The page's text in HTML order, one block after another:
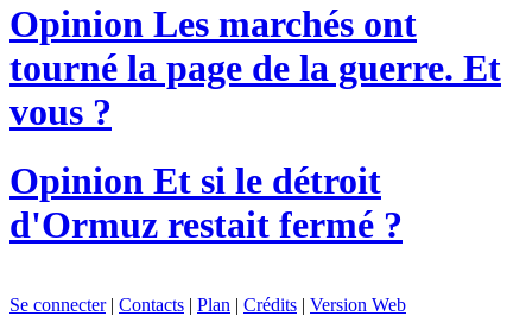
Opinion Les marchés ont
tourné la page de la guerre. Et
vous ?
Opinion Et si le détroit
d'Ormuz restait fermé ?
Se connecter| Contacts | Plan | Crédits | Version Web